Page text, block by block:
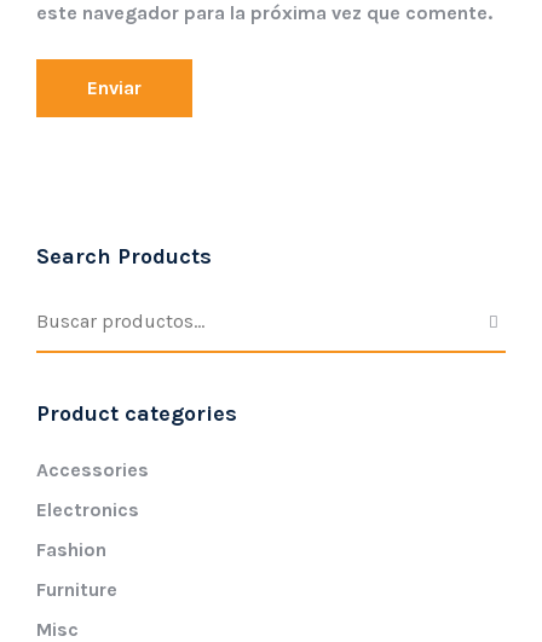
este navegador para la próxima vez que comente.
Search Products
Product categories
Accessories
Electronics
Fashion
Furniture
Misc